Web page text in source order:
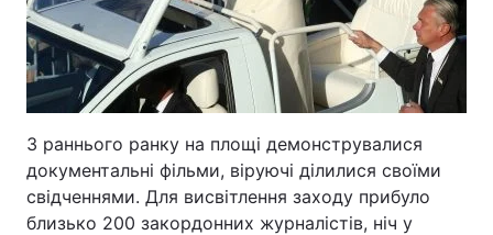
З раннього ранку на площі демонструвалися
документальні фільми, віруючі ділилися своїми
свідченнями. Для висвітлення заходу прибуло
близько 200 закордонних журналістів, ніч у